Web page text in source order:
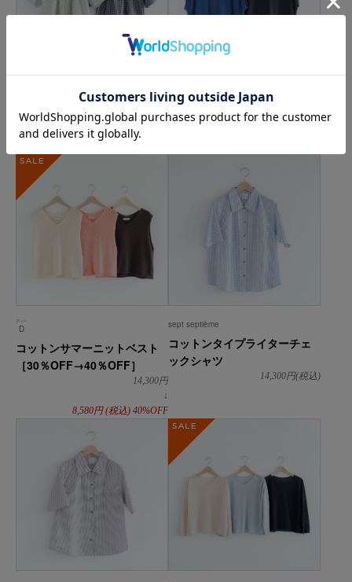
コットンチェックシンプルブ
ラウス
D
エアーループスウェット【フ
D
ディー
コットンサマーニットベスト
［30％OFF→40％OFF］
14,300円
↓
8,580円(税込) 40%OFF
sept septième
コットンタイプライターチェ
ックシャツ
14,300円(税込)